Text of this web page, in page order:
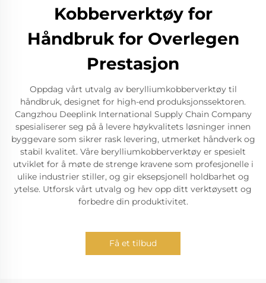
Kobberverktøy for
Håndbruk for Overlegen
Prestasjon
Oppdag vårt utvalg av berylliumkobberverktøy til
håndbruk, designet for high-end produksjonssektoren.
Cangzhou Deeplink International Supply Chain Company
spesialiserer seg på å levere høykvalitets løsninger innen
byggevare som sikrer rask levering, utmerket håndverk og
stabil kvalitet. Våre berylliumkobberverktøy er spesielt
utviklet for å møte de strenge kravene som profesjonelle i
ulike industrier stiller, og gir eksepsjonell holdbarhet og
ytelse. Utforsk vårt utvalg og hev opp ditt verktøysett og
forbedre din produktivitet.
Få et tilbud